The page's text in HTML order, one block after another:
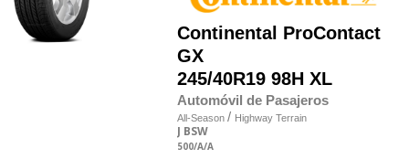
Continental ProContact
GX
245/40R19 98H XL
Automóvil de Pasajeros
All-Season / Highway Terrain
J BSW
500/A/A